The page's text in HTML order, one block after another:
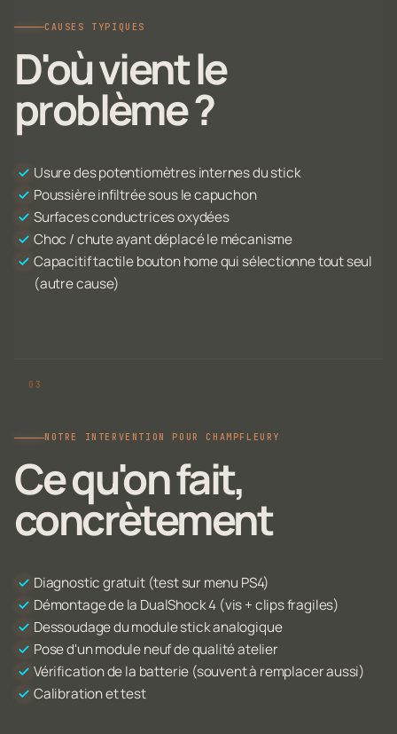
CAUSES TYPIQUES
D'où vient le
problème ?
Usure des potentiomètres internes du stick
Poussière infiltrée sous le capuchon
Surfaces conductrices oxydées
Choc / chute ayant déplacé le mécanisme
Capacitif tactile bouton home qui sélectionne tout seul
(autre cause)
NOTRE INTERVENTION POUR CHAMPFLEURY
Ce qu'on fait,
concrètement
Diagnostic gratuit (test sur menu PS4)
Démontage de la DualShock 4 (vis + clips fragiles)
Dessoudage du module stick analogique
Pose d'un module neuf de qualité atelier
Vérification de la batterie (souvent à remplacer aussi)
Calibration et test